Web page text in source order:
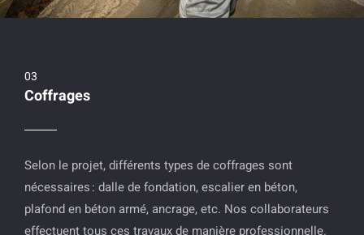
Coffrages
Selon le projet, différents types de coffrages sont
nécessaires : dalle de fondation, escalier en béton,
plafond en béton armé, ancrage, etc. Nos collaborateurs
effectuent tous ces travaux de manière professionnelle.